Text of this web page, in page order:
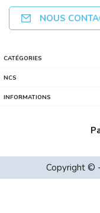
NANO CLES USB 3.0
NOUS
CATÉGORIES
NCS
INFORMATIONS
Copyright ©